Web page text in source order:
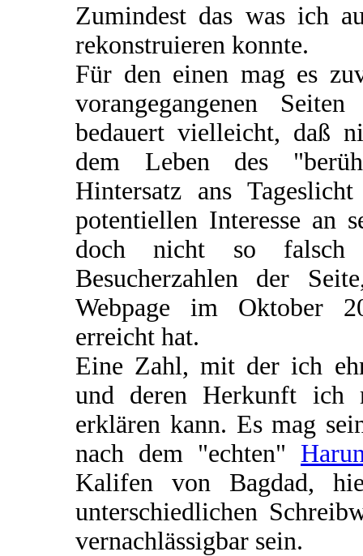
Zumindest das was ich
rekonstruieren konnte.
Für den einen mag es
vorangegangenen
bedauert vielleicht, daß
dem Leben des
Hintersatz ans
potentiellen Interesse an
doch nicht so falsch
Besucherzahlen der
Webpage im Oktober
erreicht hat.
Eine Zahl, mit der ich
und deren Herkunft
erklären kann. Es mag
nach dem "echten"
Kalifen von Bagdad,
unterschiedlichen
vernachlässigbar sein.